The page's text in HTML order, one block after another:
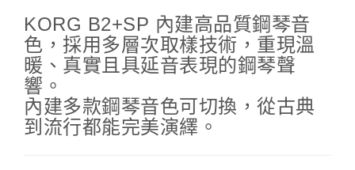
KORG B2+SP 內建高品質鋼琴音
色，採用多層次取樣技術，重現溫
暖、真實且具延音表現的鋼琴聲
響。
內建多款鋼琴音色可切換，從古典
到流行都能完美演繹。